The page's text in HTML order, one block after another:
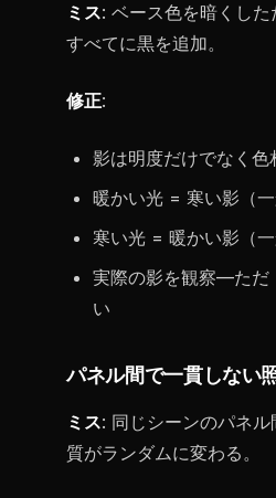
ミス: ベース色を暗くし
すべてに黒を追加。
修正:
影は明度だけでなく色
暖かい光 = 寒い影（一
寒い光 = 暖かい影（一
実際の影を観察—ただ
い
パネル間で一貫しない
ミス: 同じシーンのパネ
質がランダムに変わる。